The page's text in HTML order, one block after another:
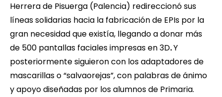
Herrera de Pisuerga (Palencia) redireccionó sus
líneas solidarias hacia la fabricación de EPIs por la
gran necesidad que existía, llegando a donar más
de 500 pantallas faciales impresas en 3D.Y
posteriormente siguieron con los adaptadores de
mascarillas o “salvaorejas”, con palabras de ánimo
y apoyo diseñadas por los alumnos de Primaria.